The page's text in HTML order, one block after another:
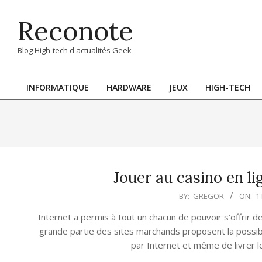
contentReconote
Blog High-tech d'actualités Geek
Primary
INFORMATIQUE HARDWARE JEUX HIGH-TECH
Jouer au casino en
01
BY: GREGOR ON: 1
Internet a permis à tout un chacun de pouvoir s’offrir
grande partie des sites marchands proposent la
par Internet et même de livrer